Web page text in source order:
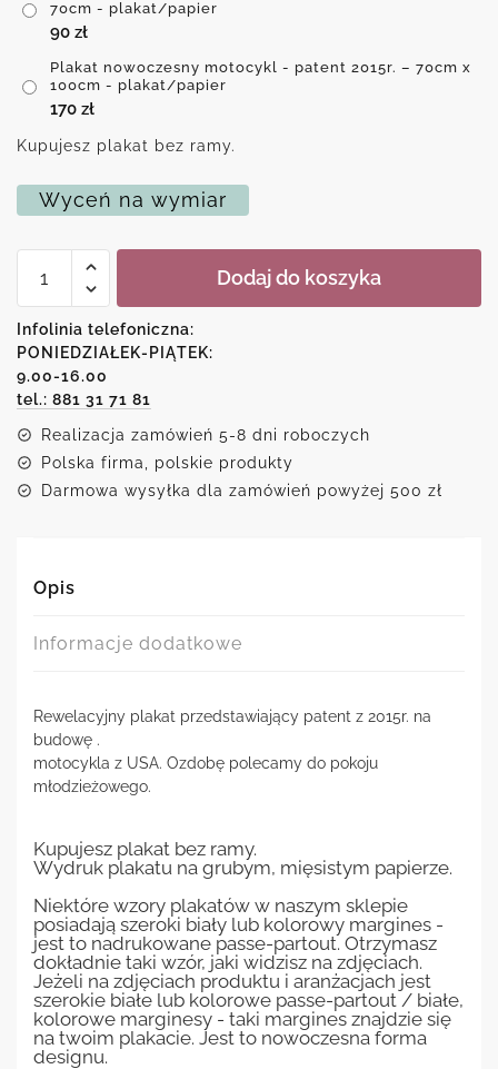
70cm - plakat/papier
90 zł
Plakat nowoczesny motocykl - patent 2015r. – 70cm x
100cm - plakat/papier
170 zł
Kupujesz plakat bez ramy.
Wyceń na wymiar
Plakat
nowoczesny
-
patent
2015r.
Dodaj do koszyka
Infolinia telefoniczna:
PONIEDZIAŁEK-PIĄTEK:
9.00-16.00
tel.: 881 31 71 81
Realizacja zamówień 5-8 dni roboczych
Polska firma, polskie produkty
Darmowa wysyłka dla zamówień powyżej 500 zł
Opis
Informacje dodatkowe
Rewelacyjny plakat przedstawiający patent z 2015r. na
budowę .
motocykla z USA. Ozdobę polecamy do pokoju
młodzieżowego.
Kupujesz plakat bez ramy.
Wydruk plakatu na grubym, mięsistym papierze.
Niektóre wzory plakatów w naszym sklepie
posiadają szeroki biały lub kolorowy margines -
jest to nadrukowane passe-partout. Otrzymasz
dokładnie taki wzór, jaki widzisz na zdjęciach.
Jeżeli na zdjęciach produktu i aranżacjach jest
szerokie białe lub kolorowe passe-partout / białe,
kolorowe marginesy - taki margines znajdzie się
na twoim plakacie. Jest to nowoczesna forma
designu.